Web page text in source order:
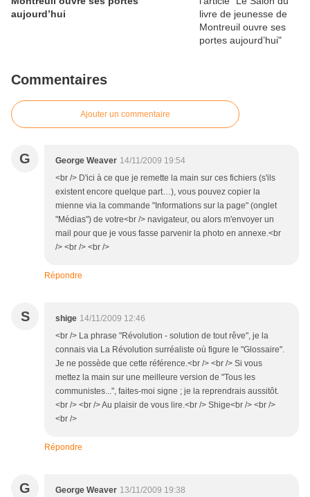
aujourd’hui
Commentaires
Ajouter un commentaire
G George Weaver 14/11/2009 19:54
<br /> D'ici à ce que je remette la main sur ces fichiers (s'ils
existent encore quelque part…), vous pouvez copier la
mienne via la commande "Informations sur la page" (onglet
"Médias") de votre<br /> navigateur, ou alors m'envoyer un
mail pour que je vous fasse parvenir la photo en annexe.<br
/> <br /> <br />
Répondre
S shige 14/11/2009 12:46
<br /> La phrase "Révolution - solution de tout rêve", je la
connais via La Révolution surréaliste où figure le "Glossaire".
Je ne possède que cette référence.<br /> <br /> Si vous
mettez la main sur une meilleure version de "Tous les
communistes...", faites-moi signe ; je la reprendrais aussitôt.
<br /> <br /> Au plaisir de vous lire.<br /> Shige<br /> <br />
<br />
Répondre
G George Weaver 13/11/2009 19:38